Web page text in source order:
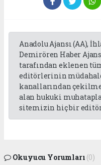
Anadolu Ajansı (AA),
Demirören Haber
tarafından eklenen
editörlerinin
kanallarından
alan hukuki
sitemizin hiç bir
Okuyucu Yorumları (0)